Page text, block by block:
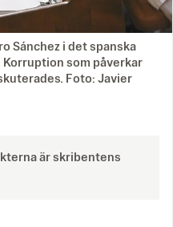
Sánchez i det spanska
som påverkar
Foto: Javier
är skribentens